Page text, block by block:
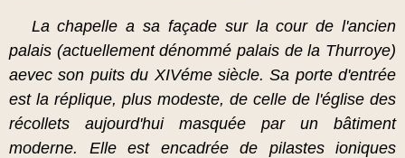
La chapelle a sa façade sur la cour de l'ancien
palais (actuellement dénommé palais de la Thurroye)
aevec son puits du XIVéme siècle. Sa porte d'entrée
est la réplique, plus modeste, de celle de l'église des
récollets aujourd'hui masquée par un bâtiment
moderne. Elle est encadrée de pilastes ioniques